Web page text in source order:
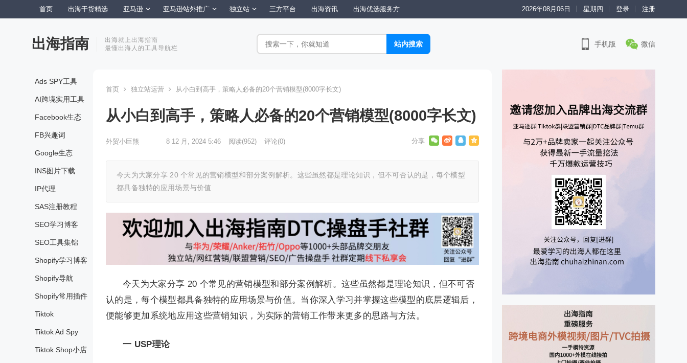
首页 出海干货精选 亚马逊 亚马逊站外推广 独立站 三方平台 出海资讯 出海优选服务方 2026年08月06日 星期四 登录 注册
出海指南
出海就上出海指南
最懂出海人的工具导航栏
手机版 微信
Ads SPY工具
AI跨境实用工具
Facebook生态
FB兴趣词
Google生态
INS图片下载
IP代理
SAS注册教程
SEO学习博客
SEO工具集锦
Shopify学习博客
Shopify导航
Shopify常用插件
Tiktok
Tiktok Ad Spy
Tiktok Shop小店
首页 独立站运营 从小白到高手，策略人必备的20个营销模型(8000字长文)
从小白到高手，策略人必备的20个营销模型(8000字长文)
外贸小巨熊 8 12 月, 2024 5:46 阅读(952) 评论(0)
今天为大家分享 20 个常见的营销模型和部分案例解析。这些虽然都是理论知识，但不可否认的是，每个模型
都具备独特的应用场景与价值
今天为大家分享 20 个常见的营销模型和部分案例解析。这些虽然都是理论知识，但不可否
认的是，每个模型都具备独特的应用场景与价值。当你深入学习并掌握这些模型的底层逻辑后，
便能够更加系统地应用这些营销知识，为实际的营销工作带来更多的思路与方法。
一 USP理论